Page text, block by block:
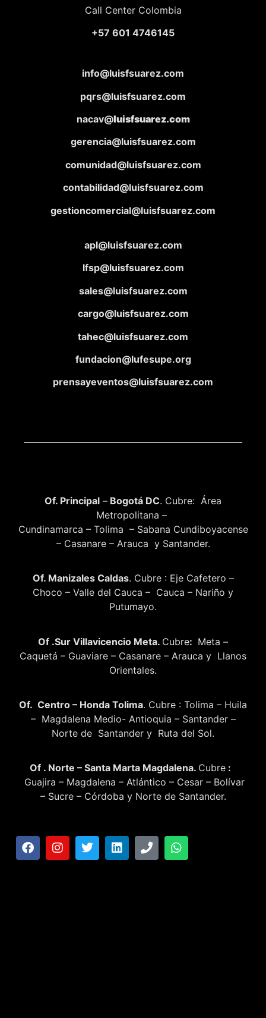
Call Center Colombia
+57 601 4746145
info@luisfsuarez.com
pqrs@luisfsuarez.com
nacav@luisfsuarez.com
gerencia@luisfsuarez.com
comunidad@luisfsuarez.com
contabilidad@luisfsuarez.com
gestioncomercial@luisfsuarez.com
apl@luisfsuarez.com
lfsp@luisfsuarez.com
sales@luisfsuarez.com
cargo@luisfsuarez.com
tahec@luisfsuarez.com
fundacion@lufesupe.org
prensayeventos@luisfsuarez.com
Of. Principal – Bogotá DC. Cubre: Área
Metropolitana –
Cundinamarca – Tolima – Sabana Cundiboyacense
– Casanare – Arauca y Santander.
Of. Manizales Caldas. Cubre : Eje Cafetero –
Choco – Valle del Cauca – Cauca – Nariño y
Putumayo.
Of .Sur Villavicencio Meta. Cubre: Meta –
Caquetá – Guaviare – Casanare – Arauca y Llanos
Orientales.
Of. Centro – Honda Tolima. Cubre : Tolima – Huila
– Magdalena Medio- Antioquia – Santander –
Norte de Santander y Ruta del Sol.
Of . Norte – Santa Marta Magdalena. Cubre :
Guajira – Magdalena – Atlántico – Cesar – Bolívar
– Sucre – Córdoba y Norte de Santander.